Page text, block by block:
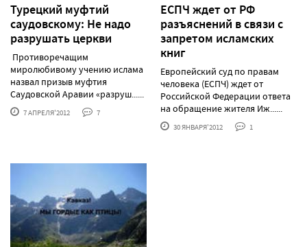
Турецкий муфтий
саудовскому: Не надо
разрушать церкви
Противоречащим
миролюбивому учению ислама
назвал призыв муфтия
Саудовской Аравии «разруш......
7 АПРЕЛЯ'2012 7
ЕСПЧ ждет от РФ
разъяснений в связи с
запретом исламских
книг
Европейский суд по правам
человека (ЕСПЧ) ждет от
Российской Федерации ответа
на обращение жителя Иж......
30 ЯНВАРЯ'2012 1